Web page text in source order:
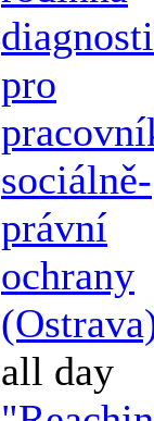
pro
sociálně-
právní
ochrany
all day